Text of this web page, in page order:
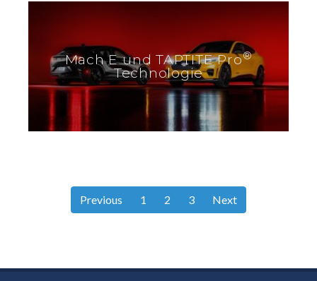
Mach E und TAPTITE Pro®
Technologie
Previous 1 2 3 Next